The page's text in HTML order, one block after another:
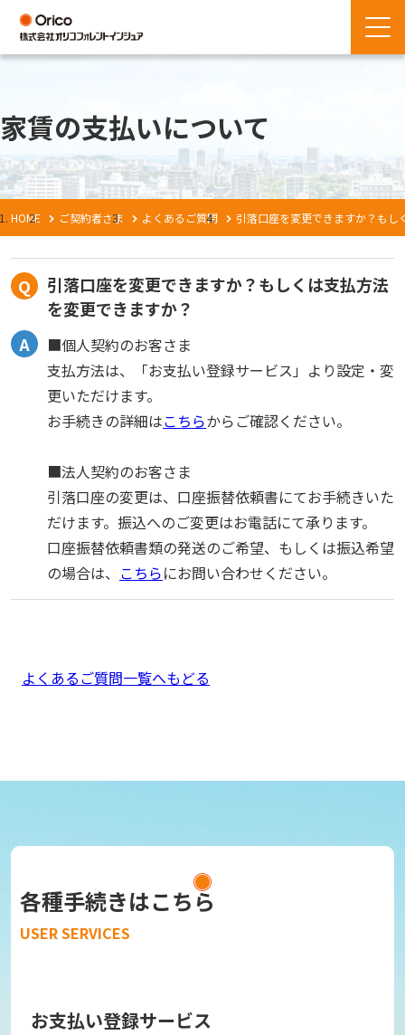
家賃の支払いについて
HOME ご契約者さま よくあるご質問 引落口座を変更できますか？も
引落口座を変更できますか？もしくは支払方法
を変更できますか？
■個人契約のお客さま
支払方法は、「お支払い登録サービス」より設定・変
更いただけます。
お手続きの詳細はこちらからご確認ください。
■法人契約のお客さま
引落口座の変更は、口座振替依頼書にてお手続きいた
だけます。振込へのご変更はお電話にて承ります。
口座振替依頼書類の発送のご希望、もしくは振込希望
の場合は、 こちらにお問い合わせください。
よくあるご質問一覧へもどる
各種手続きはこちら
USER SERVICES
お支払い登録サービス